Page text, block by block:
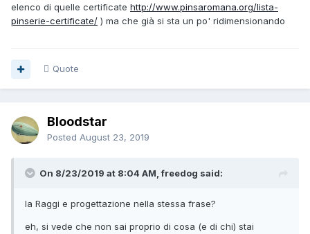
elenco di quelle certificate http://www.pinsaromana.org/lista-
pinserie-certificate/ ) ma che già si sta un po' ridimensionando
Quote
Bloodstar
Posted August 23, 2019
On 8/23/2019 at 8:04 AM, freedog said:
la Raggi e progettazione nella stessa frase?
eh, si vede che non sai proprio di cosa (e di chi) stai